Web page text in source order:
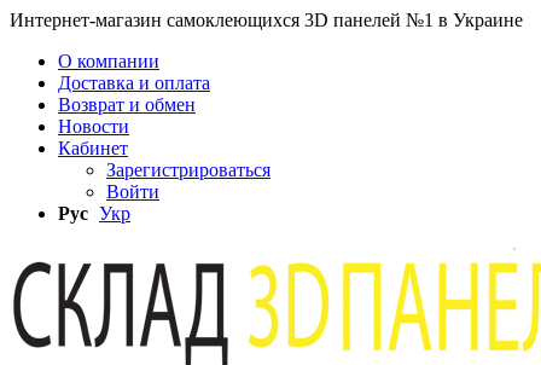
Интернет-магазин самоклеющихся 3D панелей №1 в Украине
О компании
Доставка и оплата
Возврат и обмен
Новости
Кабинет
Зарегистрироваться
Войти
Рус Укр